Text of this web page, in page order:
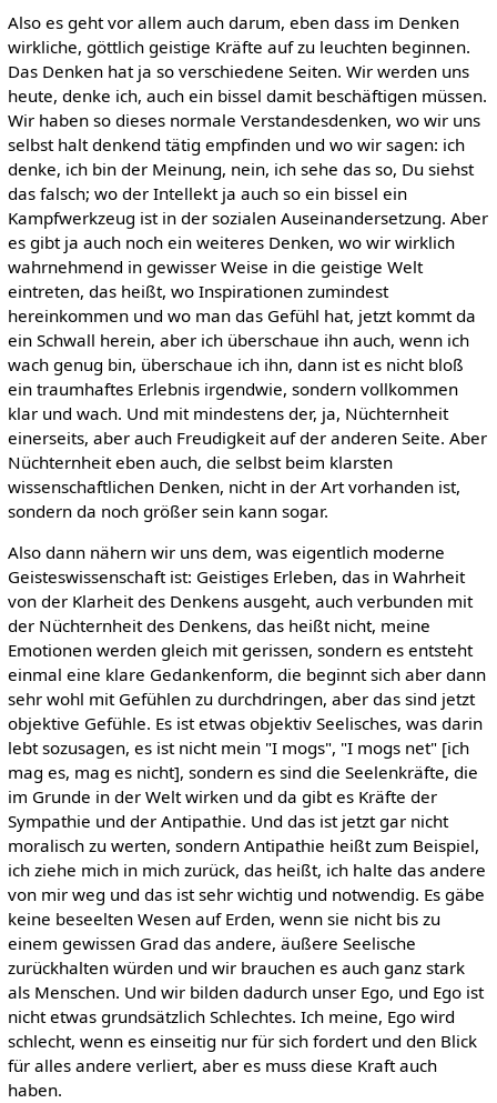
Also es geht vor allem auch darum, eben dass im Denken
wirkliche, göttlich geistige Kräfte auf zu leuchten beginnen.
Das Denken hat ja so verschiedene Seiten. Wir werden uns
heute, denke ich, auch ein bissel damit beschäftigen müssen.
Wir haben so dieses normale Verstandesdenken, wo wir uns
selbst halt denkend tätig empfinden und wo wir sagen: ich
denke, ich bin der Meinung, nein, ich sehe das so, Du siehst
das falsch; wo der Intellekt ja auch so ein bissel ein
Kampfwerkzeug ist in der sozialen Auseinandersetzung. Aber
es gibt ja auch noch ein weiteres Denken, wo wir wirklich
wahrnehmend in gewisser Weise in die geistige Welt
eintreten, das heißt, wo Inspirationen zumindest
hereinkommen und wo man das Gefühl hat, jetzt kommt da
ein Schwall herein, aber ich überschaue ihn auch, wenn ich
wach genug bin, überschaue ich ihn, dann ist es nicht bloß
ein traumhaftes Erlebnis irgendwie, sondern vollkommen
klar und wach. Und mit mindestens der, ja, Nüchternheit
einerseits, aber auch Freudigkeit auf der anderen Seite. Aber
Nüchternheit eben auch, die selbst beim klarsten
wissenschaftlichen Denken, nicht in der Art vorhanden ist,
sondern da noch größer sein kann sogar.
Also dann nähern wir uns dem, was eigentlich moderne
Geisteswissenschaft ist: Geistiges Erleben, das in Wahrheit
von der Klarheit des Denkens ausgeht, auch verbunden mit
der Nüchternheit des Denkens, das heißt nicht, meine
Emotionen werden gleich mit gerissen, sondern es entsteht
einmal eine klare Gedankenform, die beginnt sich aber dann
sehr wohl mit Gefühlen zu durchdringen, aber das sind jetzt
objektive Gefühle. Es ist etwas objektiv Seelisches, was darin
lebt sozusagen, es ist nicht mein "I mogs", "I mogs net" [ich
mag es, mag es nicht], sondern es sind die Seelenkräfte, die
im Grunde in der Welt wirken und da gibt es Kräfte der
Sympathie und der Antipathie. Und das ist jetzt gar nicht
moralisch zu werten, sondern Antipathie heißt zum Beispiel,
ich ziehe mich in mich zurück, das heißt, ich halte das andere
von mir weg und das ist sehr wichtig und notwendig. Es gäbe
keine beseelten Wesen auf Erden, wenn sie nicht bis zu
einem gewissen Grad das andere, äußere Seelische
zurückhalten würden und wir brauchen es auch ganz stark
als Menschen. Und wir bilden dadurch unser Ego, und Ego ist
nicht etwas grundsätzlich Schlechtes. Ich meine, Ego wird
schlecht, wenn es einseitig nur für sich fordert und den Blick
für alles andere verliert, aber es muss diese Kraft auch
haben.